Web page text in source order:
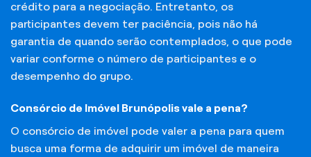
crédito para a negociação. Entretanto, os
participantes devem ter paciência, pois não há
garantia de quando serão contemplados, o que pode
variar conforme o número de participantes e o
desempenho do grupo.
Consórcio de Imóvel Brunópolis vale a pena?
O consórcio de imóvel pode valer a pena para quem
busca uma forma de adquirir um imóvel de maneira